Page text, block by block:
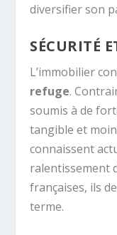
diversifier son
SÉCURITÉ
L’immobilier
refuge.
soumis à de
tangible et
connaissent
ralentissement
françaises, ils
terme.